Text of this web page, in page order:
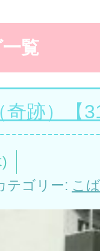
覧
奇跡）【
テゴリー: こ